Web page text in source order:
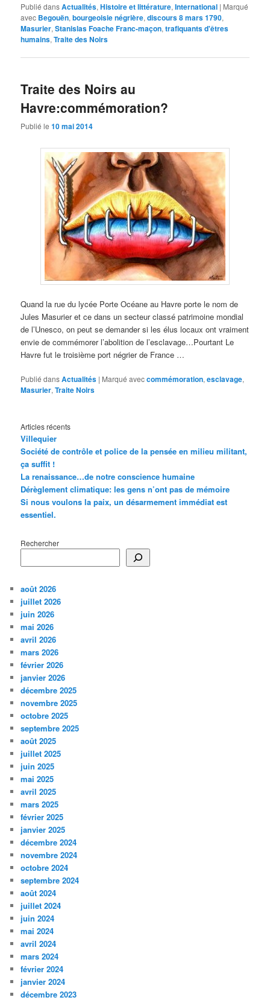
Publié dansActualités,Histoire et littérature,International | Marqué
avec Begouën,bourgeoisie négrière,discours 8 mars 1790,
Masurier,Stanislas Foache Franc-maçon,trafiquants d'êtres
humains,Traite des Noirs
Traite des Noirs au
Havre:commémoration?
Publié le10 mai 2014
Quand la rue du lycée Porte Océane au Havre porte le nom de
Jules Masurier et ce dans un secteur classé patrimoine mondial
de l’Unesco, on peut se demander si les élus locaux ont vraiment
envie de commémorer l’abolition de l’esclavage…Pourtant Le
Havre fut le troisième port négrier de France …
Publié dansActualités | Marqué aveccommémoration,esclavage,
Masurier,Traite Noirs
Articles récents
Villequier
Société de contrôle et police de la pensée en milieu militant,
ça suffit !
La renaissance…de notre conscience humaine
Dérèglement climatique: les gens n’ont pas de mémoire
Si nous voulons la paix, un désarmement immédiat est
essentiel.
Rechercher
août 2026
juillet 2026
juin 2026
mai 2026
avril 2026
mars 2026
février 2026
janvier 2026
décembre 2025
novembre 2025
octobre 2025
septembre 2025
août 2025
juillet 2025
juin 2025
mai 2025
avril 2025
mars 2025
février 2025
janvier 2025
décembre 2024
novembre 2024
octobre 2024
septembre 2024
août 2024
juillet 2024
juin 2024
mai 2024
avril 2024
mars 2024
février 2024
janvier 2024
décembre 2023